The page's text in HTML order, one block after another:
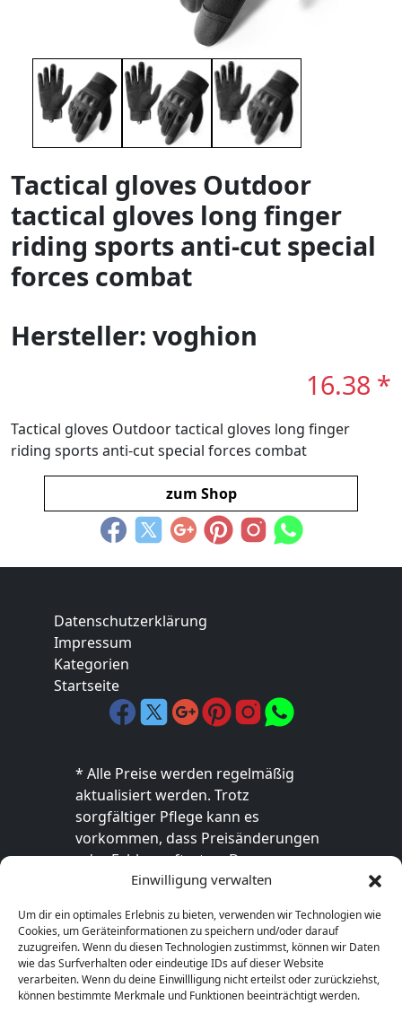
Einwilligung verwalten
Um dir ein optimales Erlebnis zu bieten, verwenden wir Technologien wie
Cookies, um Geräteinformationen zu speichern und/oder darauf
zuzugreifen. Wenn du diesen Technologien zustimmst, können wir Daten
wie das Surfverhalten oder eindeutige IDs auf dieser Website
verarbeiten. Wenn du deine Einwillligung nicht erteilst oder zurückziehst,
können bestimmte Merkmale und Funktionen beeinträchtigt werden.
Tactical gloves Outdoor
tactical gloves long finger
riding sports anti-cut special
forces combat
Hersteller: voghion
16.38 *
Tactical gloves Outdoor tactical gloves long finger
riding sports anti-cut special forces combat
zum Shop
Datenschutzerklärung
Impressum
Kategorien
Startseite
* Alle Preise werden regelmäßig
aktualisiert werden. Trotz
sorgfältiger Pflege kann es
vorkommen, dass Preisänderungen
oder Fehler auftreten. Der
endgültige Preis sowie die
ausschließlich im jeweiligen Online-
Shop des Anbieters verbindlich. Bitte
überprüfe den Preis vor dem Kauf
direkt beim Händler.